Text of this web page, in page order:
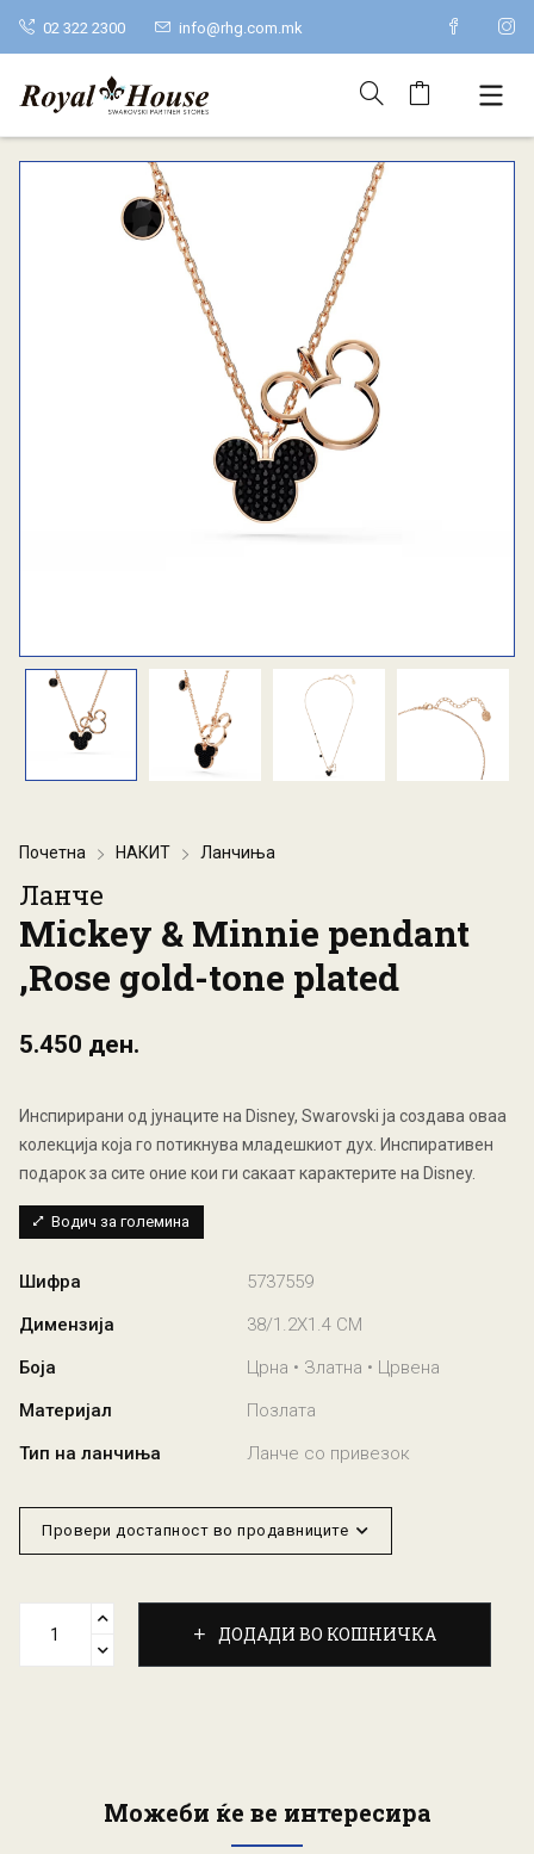
02 322 2300 info@rhg.com.mk
Почетна НАКИТ Ланчиња
Ланче
Mickey & Minnie pendant
,Rose gold-tone plated
5.450 ден.
Инспирирани од јунаците на Disney, Swarovski ја создава оваа
колекција која го потикнува младешкиот дух. Инспиративен
подарок за сите оние кои ги сакаат карактерите на Disney.
Водич за големина
Шифра
5737559
Димензија
38/1.2X1.4 CM
Боја
Црна • Златна • Црвена
Материјал
Позлата
Тип на ланчиња
Ланче со привезок
Провери достапност во продавниците
ДОДАДИ ВО КОШНИЧКА
Можеби ќе ве интересира